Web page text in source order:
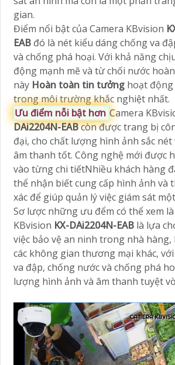
gian.
Điểm nổi bật của Camera KBvision
EAB đó là nét kiểu dáng chống va
và chống phá hoại. Với khả năng
động mạnh mẽ và từ chối nước
này Hoàn toàn tin tưởng hoạt động
trong môi trường khắc nghiệt nhất.
Ưu điểm nỗi bật hơn Camera
DAi2204N-EABcòn được trang bị
đại, cho chất lượng hình ảnh sắc
âm thanh tốt. Công nghệ mới được
vào từng chi tiếtNhiều khách hàng
thể nhận biết cung cấp hình ảnh và
xác để giúp quản lý việc giám sát
Sơ lược những ưu đểm có thể xem là
KBvision KX-DAi2204N-EAB là lựa
việc bảo vệ an ninh trong nhà hàng,
các không gian thương mại khác,
va đập, chống nước và chống phá
lượng hình ảnh và âm thanh tuyệt